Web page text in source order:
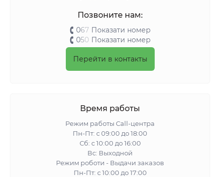
Позвоните нам:
067 Показати номер
050 Показати номер
Перейти в контакты
Время работы
Режим работы Call-центра
Пн-Пт: с 09:00 до 18:00
Сб: с 10:00 до 16:00
Вс: Выходной
Режим роботи - Выдачи заказов
Пн-Пт: с 10:00 до 17:00